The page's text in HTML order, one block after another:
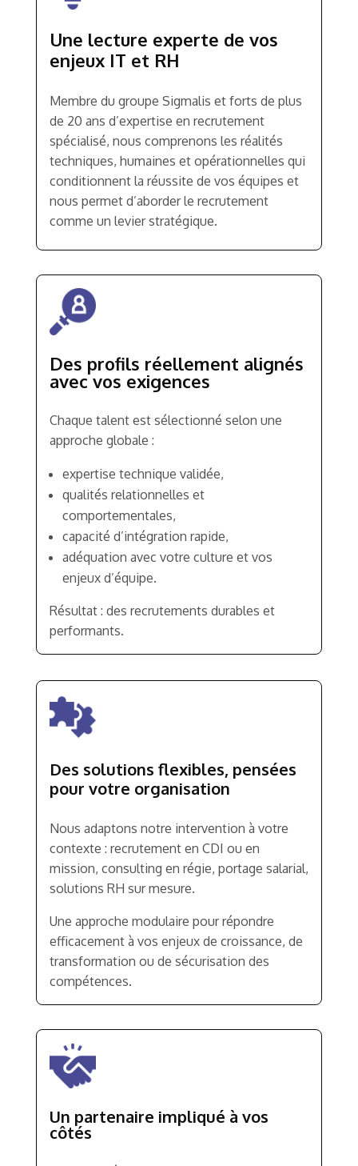
Une lecture experte de vos
enjeux IT et RH
Membre du groupe Sigmalis et forts de plus
de 20 ans d’expertise en recrutement
spécialisé, nous comprenons les réalités
techniques, humaines et opérationnelles qui
conditionnent la réussite de vos équipes et
nous permet d’aborder le recrutement
comme un levier stratégique.
Des profils réellement alignés
avec vos exigences
Chaque talent est sélectionné selon une
approche globale :
expertise technique validée,
qualités relationnelles et
comportementales,
capacité d’intégration rapide,
adéquation avec votre culture et vos
enjeux d’équipe.
Résultat : des recrutements durables et
performants.
Des solutions flexibles, pensées
pour votre organisation
Nous adaptons notre intervention à votre
contexte : recrutement en CDI ou en
mission, consulting en régie, portage salarial,
solutions RH sur mesure.
Une approche modulaire pour répondre
efficacement à vos enjeux de croissance, de
transformation ou de sécurisation des
compétences.
Un partenaire impliqué à vos
côtés